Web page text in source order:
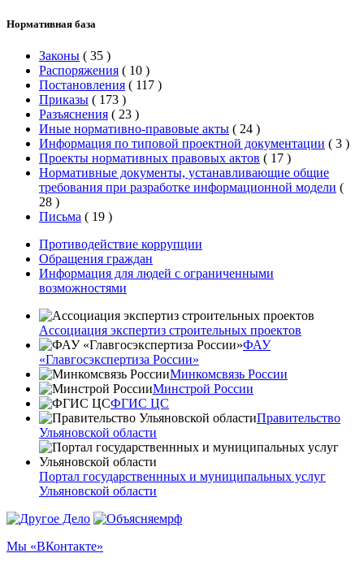
Нормативная база
Законы ( 35 )
Распоряжения ( 10 )
Постановления ( 117 )
Приказы ( 173 )
Разъяснения ( 23 )
Иные нормативно-правовые акты ( 24 )
Информация по типовой проектной документации ( 3 )
Проекты нормативных правовых актов ( 17 )
Нормативные документы, устанавливающие общие
требования при разработке информационной модели (
28 )
Письма ( 19 )
Противодействие коррупции
Обращения граждан
Информация для людей с ограниченными
возможностями
Ассоциация экспертиз строительных проектов
ФАУ
«Главгосэкспертиза России»
Минкомсвязь России
Минстрой России
ФГИС ЦС
Правительство
Ульяновской области
Портал государственнных и муниципальных услуг
Ульяновской области
Мы «ВКонтакте»